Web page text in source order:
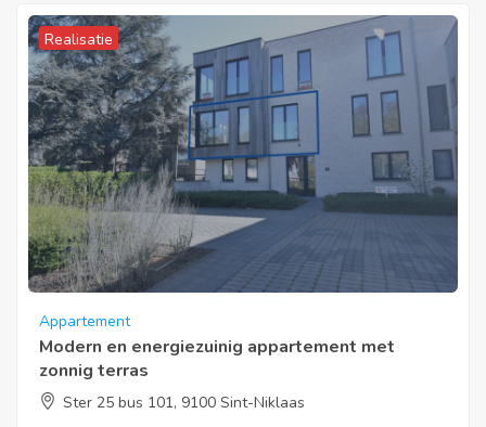
Realisatie
Appartement
Modern en energiezuinig appartement met
zonnig terras
Ster 25 bus 101, 9100 Sint-Niklaas